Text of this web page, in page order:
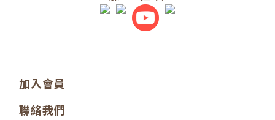
加入會員
聯絡我們